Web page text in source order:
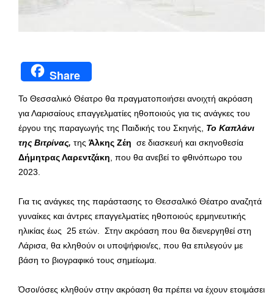
Share
Το Θεσσαλικό Θέατρο θα πραγματοποιήσει ανοιχτή ακρόαση
για Λαρισαίους επαγγελματίες ηθοποιούς για τις ανάγκες του
έργου της παραγωγής της Παιδικής του Σκηνής, Το Καπλάνι
της Βιτρίνας, της Άλκης Ζέη σε διασκευή και σκηνοθεσία
Δήμητρας Λαρεντζάκη , που θα ανεβεί το φθινόπωρο του
2023.
Για τις ανάγκες της παράστασης το Θεσσαλικό Θέατρο αναζητά
γυναίκες και άντρες επαγγελματίες ηθοποιούς ερμηνευτικής
ηλικίας έως 25 ετών. Στην ακρόαση που θα διενεργηθεί στη
Λάρισα, θα κληθούν οι υποψήφιοι/ες, που θα επιλεγούν με
βάση το βιογραφικό τους σημείωμα.
Όσοι/όσες κληθούν στην ακρόαση θα πρέπει να έχουν ετοιμάσει